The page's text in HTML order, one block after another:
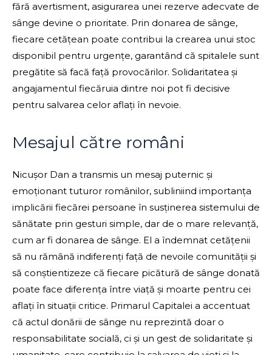
fără avertisment, asigurarea unei rezerve adecvate de
sânge devine o prioritate. Prin donarea de sânge,
fiecare cetățean poate contribui la crearea unui stoc
disponibil pentru urgențe, garantând că spitalele sunt
pregătite să facă față provocărilor. Solidaritatea și
angajamentul fiecăruia dintre noi pot fi decisive
pentru salvarea celor aflați în nevoie.
Mesajul către români
Nicușor Dan a transmis un mesaj puternic și
emoționant tuturor românilor, subliniind importanța
implicării fiecărei persoane în susținerea sistemului de
sănătate prin gesturi simple, dar de o mare relevanță,
cum ar fi donarea de sânge. El a îndemnat cetățenii
să nu rămână indiferenți față de nevoile comunității și
să conștientizeze că fiecare picătură de sânge donată
poate face diferența între viață și moarte pentru cei
aflați în situații critice. Primarul Capitalei a accentuat
că actul donării de sânge nu reprezintă doar o
responsabilitate socială, ci și un gest de solidaritate și